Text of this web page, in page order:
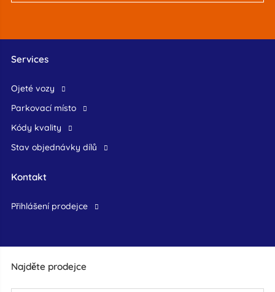
Najděte prodejce
Services
ojeté vozy
Parkovací místo
Kódy kvality
Stav objednávky dílů
Kontakt
přihlášení prodejce